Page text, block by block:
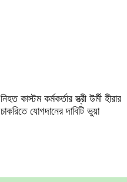
নিহত কাস্টম কর্মকর্তার স্ত্রী উর্মী হীরার
চাকরিতে যোগদানের দাবিটি ভুয়া